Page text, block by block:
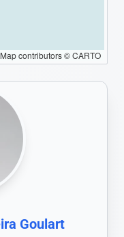
contributors © CARTO
Goulart